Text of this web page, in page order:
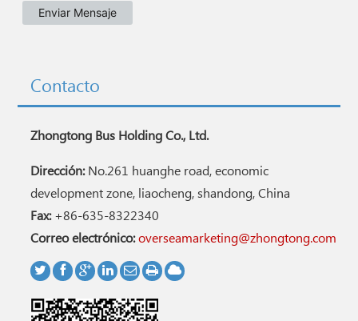
Contacto
Zhongtong Bus Holding Co., Ltd.
Dirección:No.261 huanghe road, economic
development zone, liaocheng, shandong, China
Fax:+86-635-8322340
Correo electrónico:overseamarketing@zhongtong.com